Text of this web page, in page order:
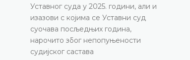
Уставног суда у 2025. години, али и
изазови с којима се Уставни суд
суочава посљедњих година,
нарочито због непопуњености
судијског састава